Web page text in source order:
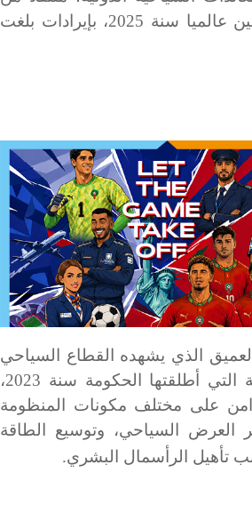
المرتبة الثانية والثلاثين إلى المرتبة الحادية والثلاثين عالميا سنة 2025، بإيرادات بلغت
الذي يشهده القطاع السياحي
الوطني، كما تعكس نتائج خارطة طريق السياحة التي أطلقتها الحكومة سنة 2023،
على مختلف مكونات المنظومة
العرض السياحي، وتوسيع الطاقة
تأهيل الرأسمال البشري.